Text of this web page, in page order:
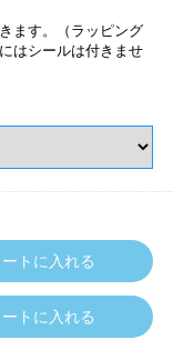
ます。（ラッピング
はシールは付きませ